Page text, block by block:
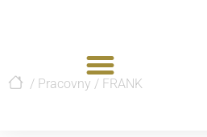
/ Pracovny / FRANK